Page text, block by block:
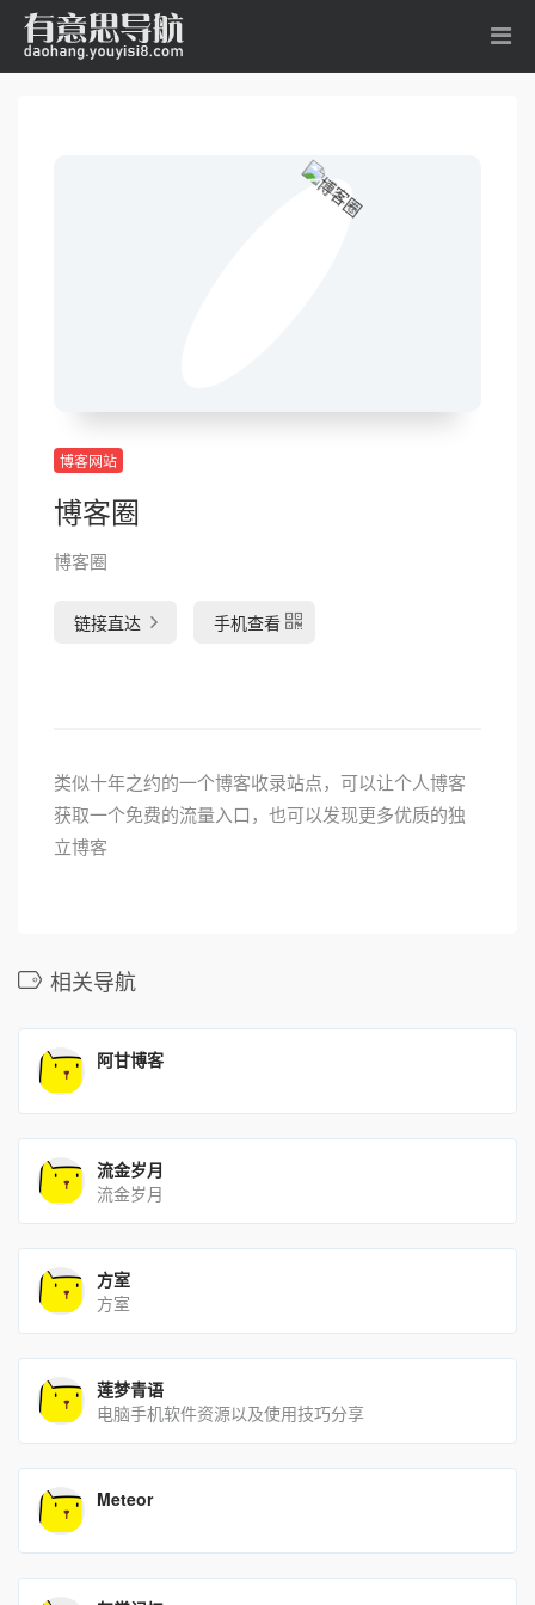
博客网站
博客圈
博客圈
链接直达 手机查看
类似十年之约的一个博客收录站点，可以让个人博客
获取一个免费的流量入口，也可以发现更多优质的独
立博客
相关导航
阿甘博客
流金岁月
流金岁月
方室
方室
莲梦青语
电脑手机软件资源以及使用技巧分享
Meteor